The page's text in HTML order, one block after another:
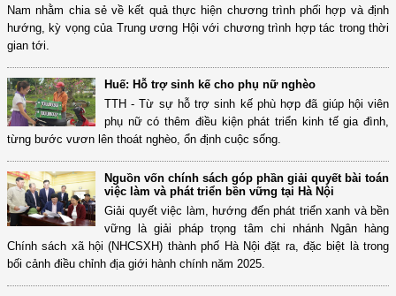
Nam nhằm chia sẻ về kết quả thực hiện chương trình phối hợp và định
hướng, kỳ vọng của Trung ương Hội với chương trình hợp tác trong thời
gian tới.
Huế: Hỗ trợ sinh kế cho phụ nữ nghèo
TTH - Từ sự hỗ trợ sinh kế phù hợp đã giúp hội viên
phụ nữ có thêm điều kiện phát triển kinh tế gia đình,
từng bước vươn lên thoát nghèo, ổn định cuộc sống.
Nguồn vốn chính sách góp phần giải quyết bài toán
việc làm và phát triển bền vững tại Hà Nội
Giải quyết việc làm, hướng đến phát triển xanh và bền
vững là giải pháp trọng tâm chi nhánh Ngân hàng
Chính sách xã hội (NHCSXH) thành phố Hà Nội đặt ra, đặc biệt là trong
bối cảnh điều chỉnh địa giới hành chính năm 2025.